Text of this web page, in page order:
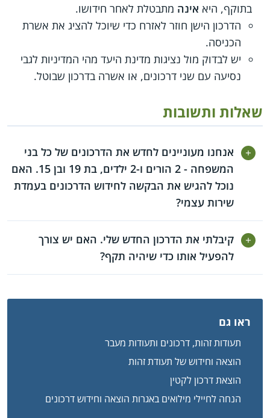
בתוקף, היא אינה מתבטלת לאחר חידושו.
הדרכון הישן חוזר לאזרח כדי שיוכל להציג את אשרת
הכניסה.
יש לבדוק מול נציגות מדינת היעד מהי המדיניות לגבי
נסיעה עם שני דרכונים, או אשרה בדרכון שבוטל.
שאלות ותשובות
אנחנו מעוניינים לחדש את הדרכונים של כל בני
המשפחה - 2 הורים ו-2 ילדים, בת 19 ובן 15. האם
נוכל להגיש את הבקשה לחידוש הדרכונים בעמדת
שירות עצמי?
קיבלתי את הדרכון החדש שלי. האם יש צורך
להפעיל אותו כדי שיהיה תקף?
ראו גם
תעודות זהות, דרכונים ותעודות מעבר
הוצאה וחידוש של תעודת זהות
הוצאת דרכון לקטין
הנחה לחיילי מילואים באגרות הוצאה וחידוש דרכונים